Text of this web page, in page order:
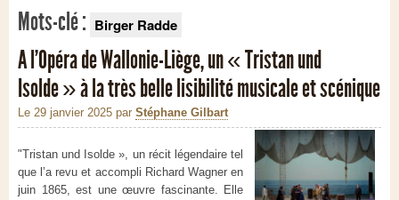
Mots-clé : Birger Radde
A l’Opéra de Wallonie-Liège, un « Tristan und
Isolde » à la très belle lisibilité musicale et scénique
Le 29 janvier 2025 par Stéphane Gilbart
"Tristan und Isolde », un récit légendaire tel
que l’a revu et accompli Richard Wagner en
juin 1865, est une œuvre fascinante. Elle